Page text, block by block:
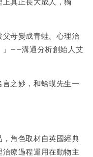
真正長大成人，獨
母變成青蛙。心理治
」——溝通分析創始人艾
之妙，和蛤蟆先生一
角色取材自英國經典
療過程運用在動物主